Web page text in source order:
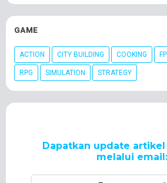
GAME
ACTION CITY BUILDING COOKING
RPG SIMULATION STRATEGY
Dapatkan update
melalui email: